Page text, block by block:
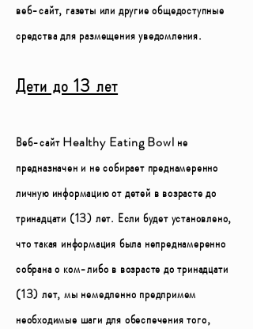
веб-сайт, газеты или другие общедоступные
средства для размещения уведомления.
Дети до 13 лет
Веб-сайт Healthy Eating Bowl не
предназначен и не собирает преднамеренно
личную информацию от детей в возрасте до
тринадцати (13) лет. Если будет установлено,
что такая информация была непреднамеренно
собрана о ком-либо в возрасте до тринадцати
(13) лет, мы немедленно предпримем
необходимые шаги для обеспечения того,